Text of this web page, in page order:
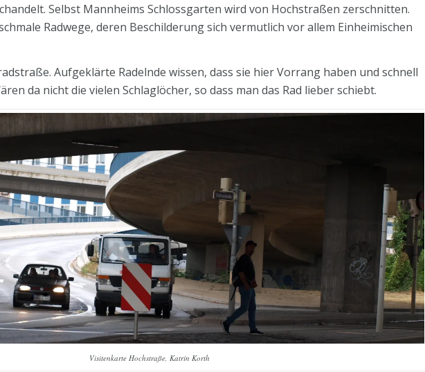
Selbst Mannheims Schlossgarten wird von Hochstraßen zerschnitten.
Radwege, deren Beschilderung sich vermutlich vor allem Einheimischen
Aufgeklärte Radelnde wissen, dass sie hier Vorrang haben und schnell
da nicht die vielen Schlaglöcher, so dass man das Rad lieber schiebt.
Visitenkarte Hochstraße, Katrin Korth